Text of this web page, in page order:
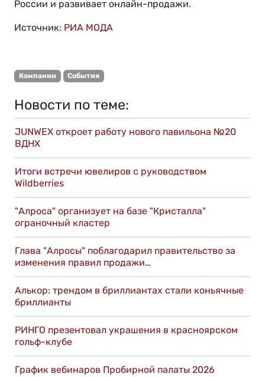
России и развивает онлайн-продажи.
Источник: РИА МОДА
Компании События
Новости по теме:
JUNWEX откроет работу нового павильона №20
ВДНХ
Итоги встречи ювелиров с руководством
Wildberries
"Алроса" организует на базе "Кристалла"
ограночный кластер
Глава "Алросы" поблагодарил правительство за
изменения правил продажи…
Алькор: трендом в бриллиантах стали коньячные
бриллианты
РИНГО презентовал украшения в красноярском
гольф-клубе
График вебинаров Пробирной палаты 2026